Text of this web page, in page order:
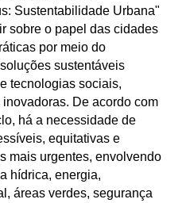
Sustentabilidade Urbana"
sobre o papel das cidades
por meio do
sustentáveis
tecnologias sociais,
De acordo com
há a necessidade de
equitativas e
mais urgentes, envolvendo
hídrica, energia,
áreas verdes, segurança